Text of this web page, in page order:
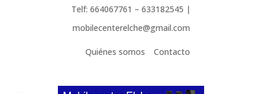
Telf: 664067761 – 633182545 |
mobilecenterelche@gmail.com
Quiénes somos Contacto